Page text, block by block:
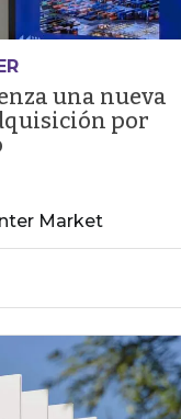
una nueva
por
Market